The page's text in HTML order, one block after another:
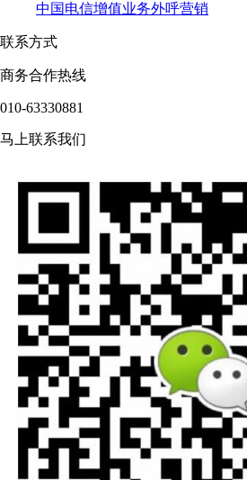
中国电信增值业务外呼营销
联系方式
商务合作热线
010-63330881
马上联系我们